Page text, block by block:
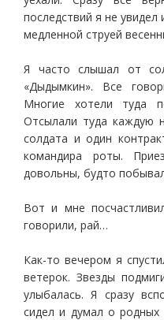
последствий я не
медленной струей
Я часто слышал от
«Дыдымкин». Все
Многие хотели туда
Отсылали туда каждую
солдата и один
командира роты.
довольны, будто
Вот и мне
говорили, рай…
Как-то вечером я
ветерок. Звезды
улыбалась. Я сразу
сидел и думал о